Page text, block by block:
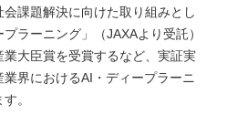
課題解決に向けた取り組みとし
ラーニング」（JAXAより受託）
大臣賞を受賞するなど、実証実
界におけるAI・ディープラーニ
。